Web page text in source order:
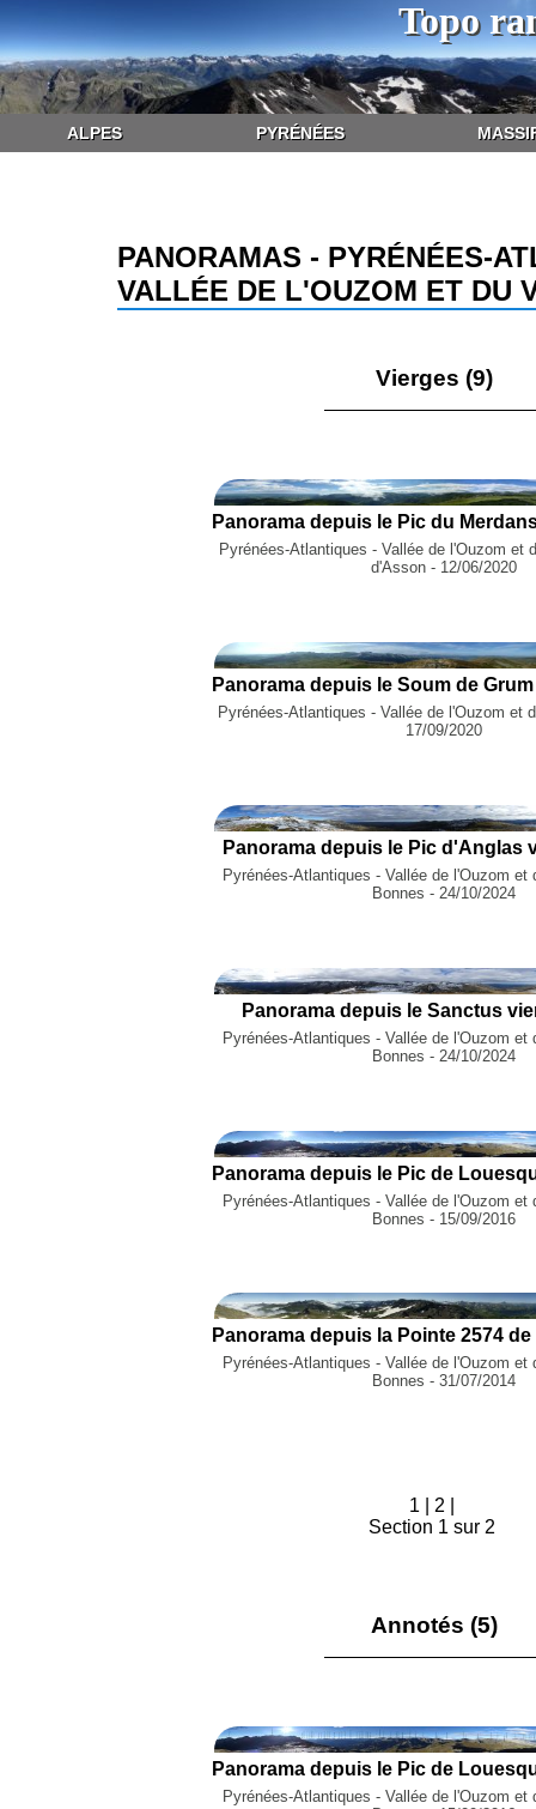
Topo
ALPES PYRÉNÉES
PANORAMAS - PYRÉNÉES-
VALLÉE DE L'OUZOM ET DU
Vierges (9)
Pyrénées-Atlantiques - Vallée de l'Ouzom et
d'Asson - 12/06/2020
Panorama depuis le Soum de
Pyrénées-Atlantiques - Vallée de l'Ouzom et
17/09/2020
Panorama depuis le Pic d'Anglas
Pyrénées-Atlantiques - Vallée de l'Ouzom et
Bonnes - 24/10/2024
Panorama depuis le Sanctus
Pyrénées-Atlantiques - Vallée de l'Ouzom et
Bonnes - 24/10/2024
Pyrénées-Atlantiques - Vallée de l'Ouzom et
Bonnes - 15/09/2016
Pyrénées-Atlantiques - Vallée de l'Ouzom et
Bonnes - 31/07/2014
1 2
Section 1 sur 2
Annotés (5)
Pyrénées-Atlantiques - Vallée de l'Ouzom et